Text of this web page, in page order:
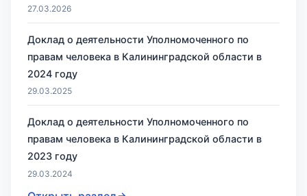
27.03.2026
Доклад о деятельности Уполномоченного по
правам человека в Калининградской области в
2024 году
29.03.2025
Доклад о деятельности Уполномоченного по
правам человека в Калининградской области в
2023 году
29.03.2024